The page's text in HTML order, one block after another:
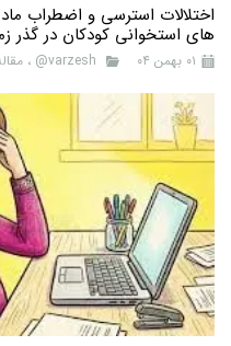
اختلالات استرسی و اضطراب
های استخوانی کودکان در گذر
۰۱ بهمن ۰۴ varzesh@ ،